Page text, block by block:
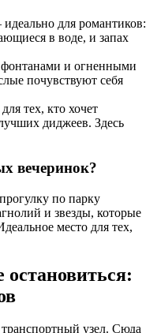
для романтиков:
в воде, и запах
и огненными
почувствуют себя
тех, кто хочет
диджеев. Здесь
вечеринок?
по парку
и звезды, которые
место для тех,
остановиться:
узел. Сюда